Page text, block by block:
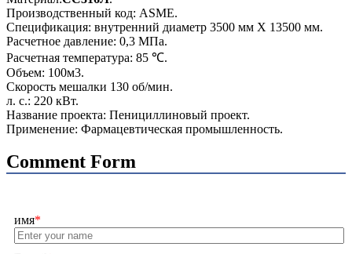
Производственный код: ASME.
Спецификация: внутренний диаметр 3500 мм X 13500 мм.
Расчетное давление: 0,3 МПа.
Расчетная температура: 85 ℃.
Объем: 100м3.
Скорость мешалки 130 об/мин.
л. с.: 220 кВт.
Название проекта: Пенициллиновый проект.
Применение: Фармацевтическая промышленность.
Comment Form
имя*